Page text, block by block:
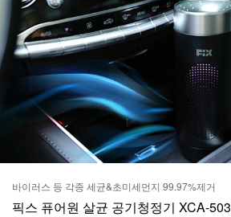
바이러스 등 각종 세균&초미세먼지 99.97%제거
픽스 퓨어원 살균 공기청정기 XCA-503